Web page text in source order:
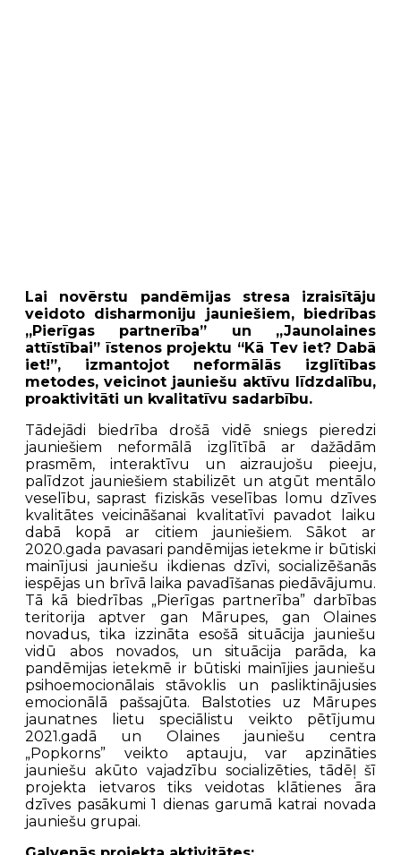
Lai novērstu pandēmijas stresa izraisītāju
veidoto disharmoniju jauniešiem, biedrības
„Pierīgas partnerība” un „Jaunolaines
attīstībai” īstenos projektu “Kā Tev iet? Dabā
iet!”, izmantojot neformālās izglītības
metodes, veicinot jauniešu aktīvu līdzdalību,
proaktivitāti un kvalitatīvu sadarbību.
Tādejādi biedrība drošā vidē sniegs pieredzi
jauniešiem neformālā izglītībā ar dažādām
prasmēm, interaktīvu un aizraujošu pieeju,
palīdzot jauniešiem stabilizēt un atgūt mentālo
veselību, saprast fiziskās veselības lomu dzīves
kvalitātes veicināšanai kvalitatīvi pavadot laiku
dabā kopā ar citiem jauniešiem. Sākot ar
2020.gada pavasari pandēmijas ietekme ir būtiski
mainījusi jauniešu ikdienas dzīvi, socializēšanās
iespējas un brīvā laika pavadīšanas piedāvājumu.
Tā kā biedrības „Pierīgas partnerība” darbības
teritorija aptver gan Mārupes, gan Olaines
novadus, tika izzināta esošā situācija jauniešu
vidū abos novados, un situācija parāda, ka
pandēmijas ietekmē ir būtiski mainījies jauniešu
psihoemocionālais stāvoklis un pasliktinājusies
emocionālā pašsajūta. Balstoties uz Mārupes
jaunatnes lietu speciālistu veikto pētījumu
2021.gadā un Olaines jauniešu centra
„Popkorns” veikto aptauju, var apzināties
jauniešu akūto vajadzību socializēties, tādēļ šī
projekta ietvaros tiks veidotas klātienes āra
dzīves pasākumi 1 dienas garumā katrai novada
jauniešu grupai.